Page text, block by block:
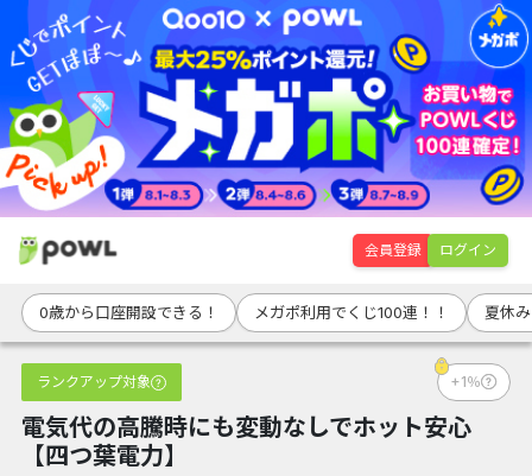
会員登録 ログイン
0歳から口座開設できる！ メガポ利用でくじ100連！！ 夏休
ランクアップ対象 +1％
電気代の高騰時にも変動なしでホット安心
【四つ葉電力】